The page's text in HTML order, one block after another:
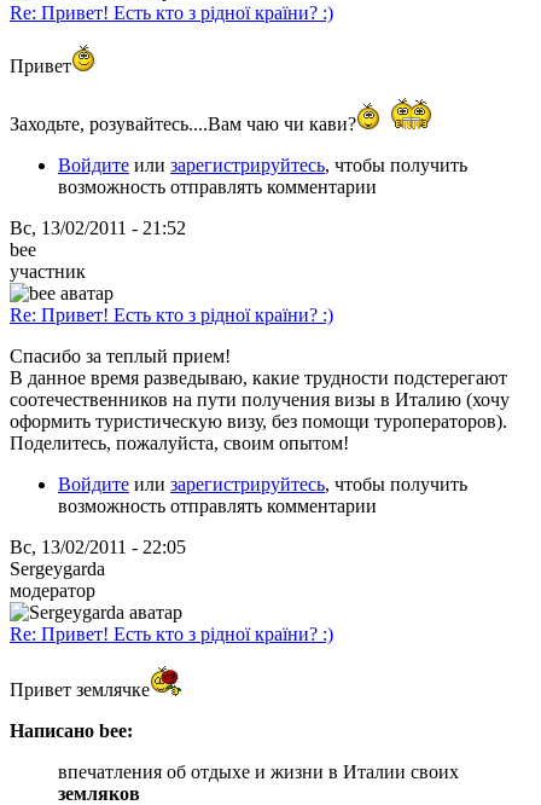
Re: Привет! Есть кто з рідної країни? :)
Привет
Заходьте, розувайтесь....Вам чаю чи кави?
Войдите или зарегистрируйтесь, чтобы получить
возможность отправлять комментарии
Вс, 13/02/2011 - 21:52
bee
участник
Re: Привет! Есть кто з рідної країни? :)
Спасибо за теплый прием!
В данное время разведываю, какие трудности подстерегают
соотечественников на пути получения визы в Италию (хочу
оформить туристическую визу, без помощи туроператоров).
Поделитесь, пожалуйста, своим опытом!
Войдите или зарегистрируйтесь, чтобы получить
возможность отправлять комментарии
Вс, 13/02/2011 - 22:05
Sergeygarda
модератор
Re: Привет! Есть кто з рідної країни? :)
Привет землячке
Написано bee:
впечатления об отдыхе и жизни в Италии своих
земляков